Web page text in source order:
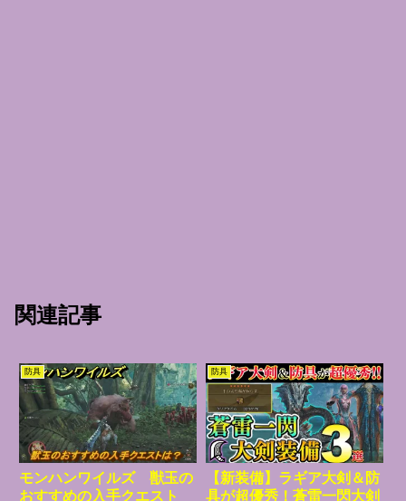
関連記事
防具
モンハンワイルズ 獣玉の
おすすめの入手クエスト
防具
【新装備】ラギア大剣＆防
具が超優秀！蒼雷一閃大剣